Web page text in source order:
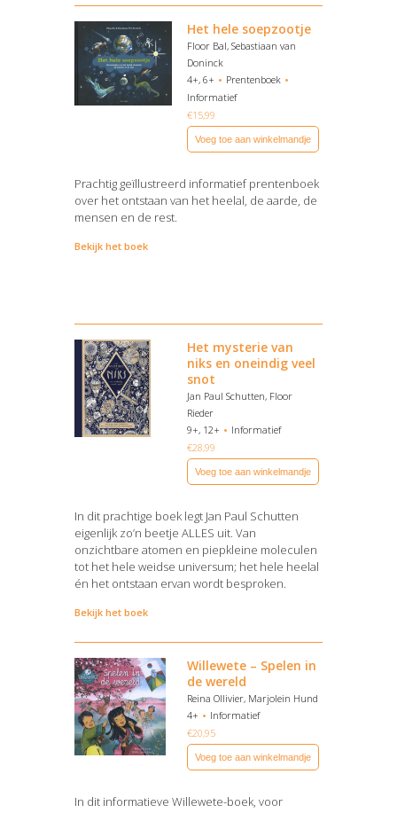
Het hele soepzootje
Floor Bal, Sebastiaan van
Doninck
4+, 6+
Prentenboek
Informatief
€15,99
Voeg toe aan winkelmandje
Prachtig geïllustreerd informatief prentenboek
over het ontstaan van het heelal, de aarde, de
mensen en de rest.
Bekijk het boek
Het mysterie van
niks en oneindig veel
snot
Jan Paul Schutten, Floor
Rieder
9+, 12+
Informatief
€28,99
Voeg toe aan winkelmandje
In dit prachtige boek legt Jan Paul Schutten
eigenlijk zo’n beetje ALLES uit. Van
onzichtbare atomen en piepkleine moleculen
tot het hele weidse universum; het hele heelal
én het ontstaan ervan wordt besproken.
Bekijk het boek
Willewete – Spelen in
de wereld
Reina Ollivier, Marjolein Hund
4+
Informatief
€20,95
Voeg toe aan winkelmandje
In dit informatieve Willewete-boek, voor